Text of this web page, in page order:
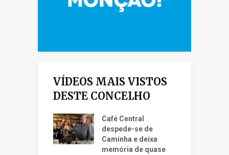
VÍDEOS MAIS VISTOS
DESTE CONCELHO
Café Central
despede-se de
Caminha e deixa
memória de quase